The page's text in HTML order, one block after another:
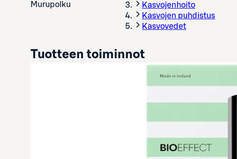
Murupolku
Kasvojenhoito
Kasvojen puhdistus
Kasvovedet
Tuotteen toiminnot